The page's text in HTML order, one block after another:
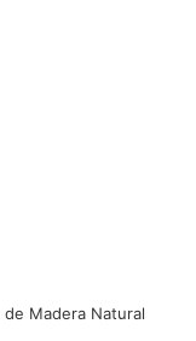
de Madera Natural